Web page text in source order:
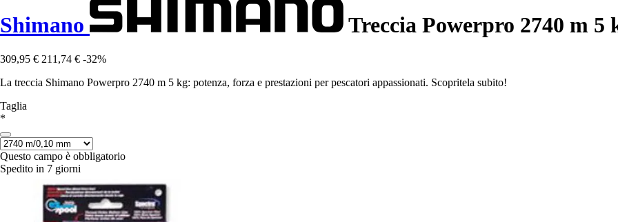
Shimano Treccia Powerpro 2740 m 5
309,95 € 211,74 € -32%
La treccia Shimano Powerpro 2740 m 5 kg: potenza, forza e prestazioni per pescatori appassionati. Scopritela subito!
Taglia
*
Questo campo è obbligatorio
Spedito in 7 giorni